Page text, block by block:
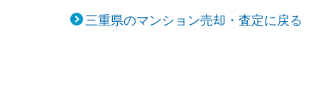
三重県のマンション売却・査定に戻る